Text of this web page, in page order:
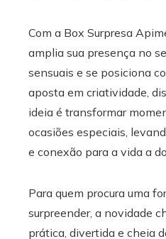
Com a Box Surpresa
amplia sua presença no
sensuais e se posiciona
aposta em criatividade,
ideia é transformar
ocasiões especiais,
e conexão para a vida a
Para quem procura uma
surpreender, a novidade
prática, divertida e cheia